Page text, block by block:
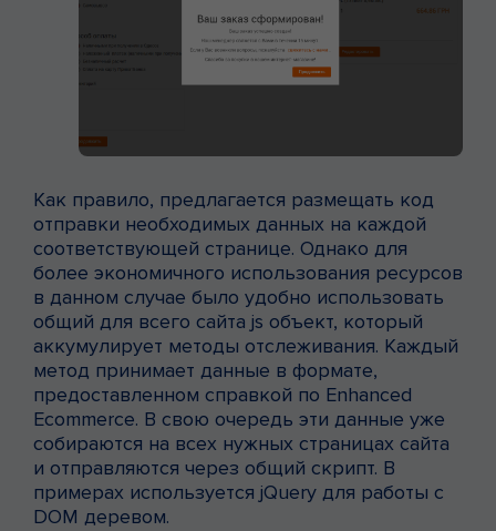
Как правило, предлагается размещать код
отправки необходимых данных на каждой
соответствующей странице. Однако для
более экономичного использования ресурсов
в данном случае было удобно использовать
общий для всего сайта js объект, который
аккумулирует методы отслеживания. Каждый
метод принимает данные в формате,
предоставленном справкой по Enhanced
Ecommerce. В свою очередь эти данные уже
собираются на всех нужных страницах сайта
и отправляются через общий скрипт. В
примерах используется jQuery для работы с
DOM деревом.